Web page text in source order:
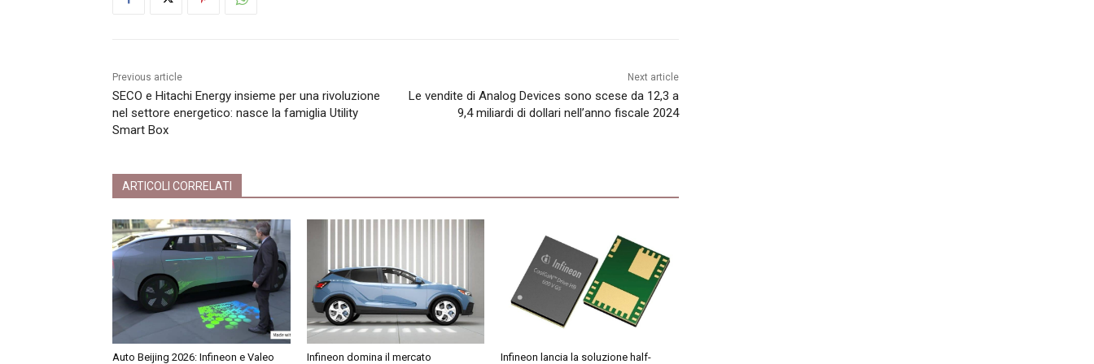
Previous article
SECO e Hitachi Energy insieme per una rivoluzione
nel settore energetico: nasce la famiglia Utility
Smart Box
Next article
Le vendite di Analog Devices sono scese da 12,3 a
9,4 miliardi di dollari nell’anno fiscale 2024
ARTICOLI CORRELATI
Auto Beijing 2026: Infineon e Valeo Infineon domina il mercato Infineon lancia la soluzione half-